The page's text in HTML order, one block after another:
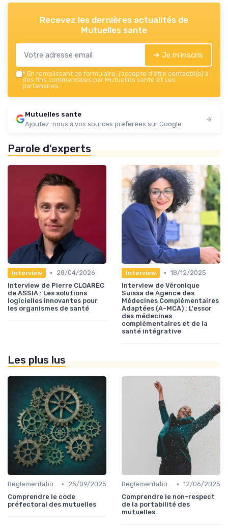
Recevez les dernières actualités de
Mutuelles sante
➔ Je m'inscris
* En remplissant ce formulaire, j’accepte d’être contacté(e) à
des fins commerciales par Mutuelles sante et ses
partenaires.
Mutuelles sante
Ajoutez-nous à vos sources préférées sur Google
Parole d'experts
Interview •
28/04/2026
Interview de Pierre CLOAREC
de ASSIA : Les solutions
logicielles innovantes pour
les organismes de santé
Interview • 18/12/2025
Interview de Véronique
Suissa de Agence des
Médecines Complémentaires
Adaptées (A-MCA) : L'essor
des médecines
complémentaires et de la
santé intégrative
Les plus lus
Réglementations en Assurance Santé •
25/09/2025
Comprendre le code
préfectoral des mutuelles
Réglementations en Assurance Santé • 12/06/2025
Comprendre le non-respect
de la portabilité des
mutuelles